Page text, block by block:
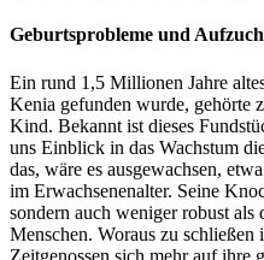
Geburtsprobleme und
Ein rund 1,5 Millionen Jahre
Kenia gefunden wurde, gehörte
Kind. Bekannt ist dieses
uns Einblick in das Wachstum
das, wäre es ausgewachsen,
im Erwachsenenalter. Seine
sondern auch weniger robust
Menschen. Woraus zu schließen
Zeitgenossen sich mehr auf ihre